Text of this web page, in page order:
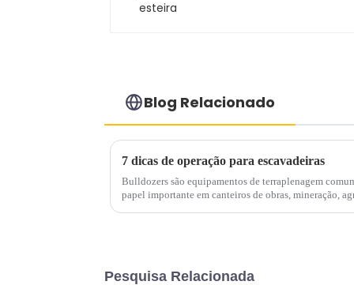
Blog Relacionado
7 dicas de operação para escavadeiras
Bulldozers são equipamentos de terraplenagem
papel importante em canteiros de obras, mineração,
Pesquisa Relacionada